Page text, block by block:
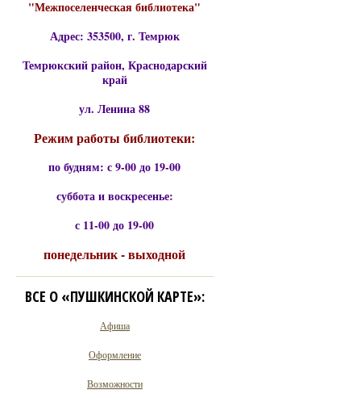
"Межпоселенческая библиотека"
Адрес: 353500, г. Темрюк
Темрюкский район, Краснодарский
край
ул. Ленина 88
Режим работы библиотеки:
по будням: с 9-00 до 19-00
суббота и воскресенье:
с 11-00 до 19-00
понедельник - выходной
ВСЕ О «ПУШКИНСКОЙ КАРТЕ»:
Афиша
Оформление
Возможности